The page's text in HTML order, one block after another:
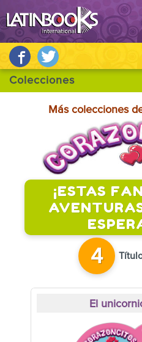
Más colecciones
¡ESTAS
4
El